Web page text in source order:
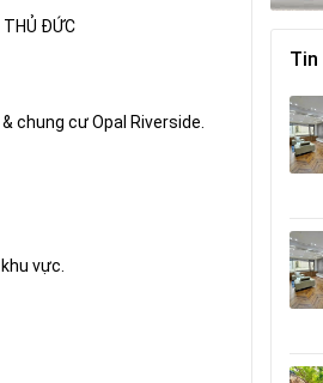
THỦ ĐỨC
chung cư Opal Riverside.
vực.
Tin